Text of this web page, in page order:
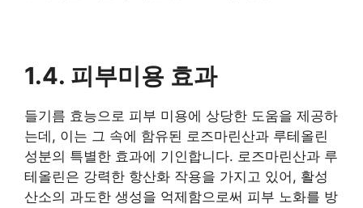
1.4. 피부미용 효과
들기름 효능으로 피부 미용에 상당한 도움을 제공하
는데, 이는 그 속에 함유된 로즈마린산과 루테올린
성분의 특별한 효과에 기인합니다. 로즈마린산과 루
테올린은 강력한 항산화 작용을 가지고 있어, 활성
산소의 과도한 생성을 억제함으로써 피부 노화를 방